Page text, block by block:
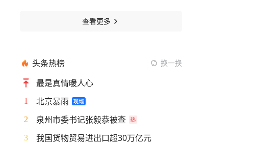
查看更多
头条热榜 换一换
最是真情暖人心
1 北京暴雨
2 泉州市委书记张毅恭被查
3 我国货物贸易进出口超30万亿元